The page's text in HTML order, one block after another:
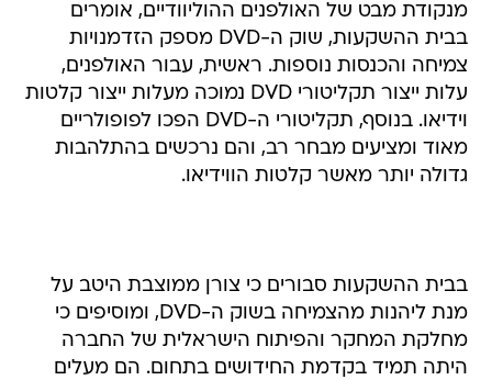
מנקודת מבט של האולפנים ההוליוודיים, אומרים
בבית ההשקעות, שוק ה-DVD מספק הזדמנויות
צמיחה והכנסות נוספות. ראשית, עבור האולפנים,
עלות ייצור תקליטורי DVD נמוכה מעלות ייצור קלטות
וידיאו. בנוסף, תקליטורי ה-DVD הפכו לפופולריים
מאוד ומציעים מבחר רב, והם נרכשים בהתלהבות
גדולה יותר מאשר קלטות הווידיאו.
בבית ההשקעות סבורים כי צורן ממוצבת היטב על
מנת ליהנות מהצמיחה בשוק ה-DVD, ומוסיפים כי
מחלקת המחקר והפיתוח הישראלית של החברה
היתה תמיד בקדמת החידושים בתחום. הם מעלים